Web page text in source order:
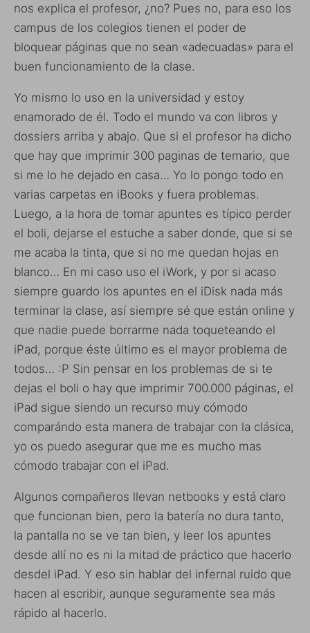
nos explica el profesor, ¿no? Pues no, para eso los
campus de los colegios tienen el poder de
bloquear páginas que no sean «adecuadas» para el
buen funcionamiento de la clase.
Yo mismo lo uso en la universidad y estoy
enamorado de él. Todo el mundo va con libros y
dossiers arriba y abajo. Que si el profesor ha dicho
que hay que imprimir 300 paginas de temario, que
si me lo he dejado en casa… Yo lo pongo todo en
varias carpetas en iBooks y fuera problemas.
Luego, a la hora de tomar apuntes es típico perder
el boli, dejarse el estuche a saber donde, que si se
me acaba la tinta, que si no me quedan hojas en
blanco… En mi caso uso el iWork, y por si acaso
siempre guardo los apuntes en el iDisk nada más
terminar la clase, así siempre sé que están online y
que nadie puede borrarme nada toqueteando el
iPad, porque éste último es el mayor problema de
todos… :P Sin pensar en los problemas de si te
dejas el boli o hay que imprimir 700.000 páginas, el
iPad sigue siendo un recurso muy cómodo
comparándo esta manera de trabajar con la clásica,
yo os puedo asegurar que me es mucho mas
cómodo trabajar con el iPad.
Algunos compañeros llevan netbooks y está claro
que funcionan bien, pero la batería no dura tanto,
la pantalla no se ve tan bien, y leer los apuntes
desde allí no es ni la mitad de práctico que hacerlo
desdel iPad. Y eso sin hablar del infernal ruido que
hacen al escribir, aunque seguramente sea más
rápido al hacerlo.